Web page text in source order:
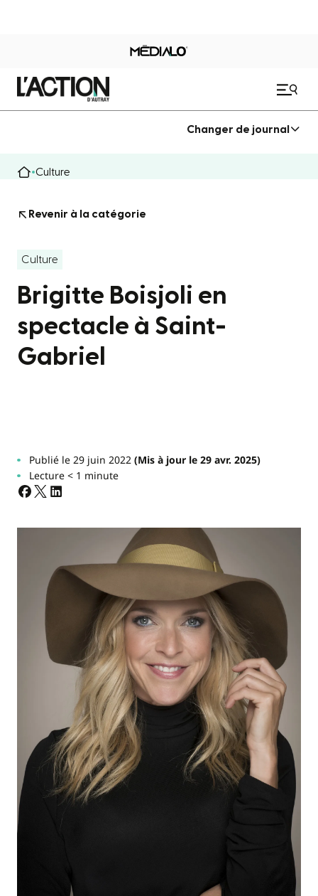
Changer de journal
Culture
Revenir à la catégorie
Culture
Brigitte Boisjoli en
spectacle à Saint-
Gabriel
Publié le 29 juin 2022(Mis à jour le 29 avr. 2025)
Lecture < 1 minute